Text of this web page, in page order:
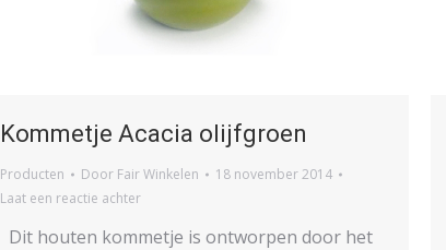
Kommetje Acacia olijfgroen
Producten Door Fair Winkelen
18 november 2014
Laat een reactie achter
Dit houten kommetje is ontworpen door het